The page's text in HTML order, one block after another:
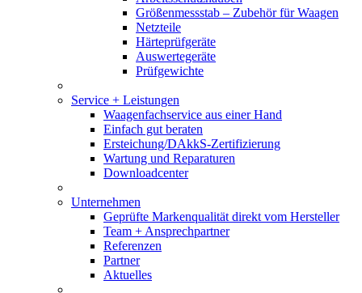
Größenmessstab – Zubehör für Waagen
Netzteile
Härteprüfgeräte
Auswertegeräte
Prüfgewichte
Service + Leistungen
Waagenfachservice aus einer Hand
Einfach gut beraten
Ersteichung/DAkkS-Zertifizierung
Wartung und Reparaturen
Downloadcenter
Unternehmen
Geprüfte Markenqualität direkt vom Hersteller
Team + Ansprechpartner
Referenzen
Partner
Aktuelles